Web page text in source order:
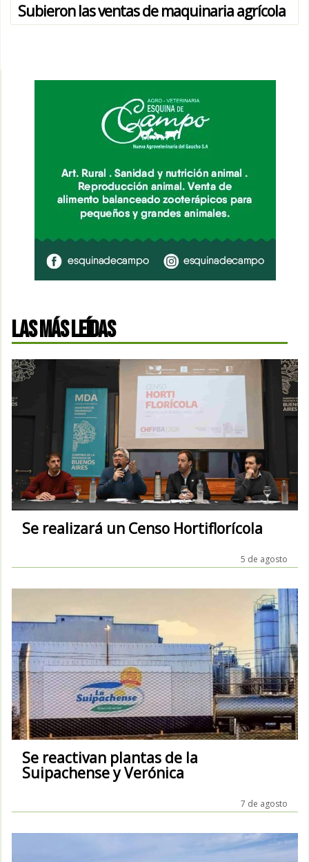
Subieron las ventas de maquinaria agrícola
LAS MÁS LEÍDAS
Se realizará un Censo Hortiflorícola
5 de agosto
Se reactivan plantas de la
Suipachense y Verónica
7 de agosto